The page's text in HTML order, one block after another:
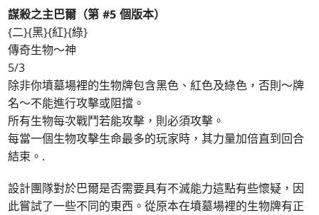
謀殺之主巴爾（第 #5 個版本）
{二}{黑}{紅}{綠}
傳奇生物～神
5/3
除非你墳墓場裡的生物牌包含黑色、紅色及綠色，否則～牌
名～不能進行攻擊或阻擋。
所有生物每次戰鬥若能攻擊，則必須攻擊。
每當一個生物攻擊生命最多的玩家時，其力量加倍直到回合
結束。.
設計團隊對於巴爾是否需要具有不滅能力這點有些懷疑，因
此嘗試了一些不同的東西。從原本在墳墓場裡的生物牌有正